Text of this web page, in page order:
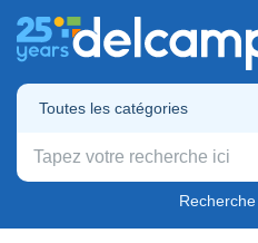
Toutes les catégories